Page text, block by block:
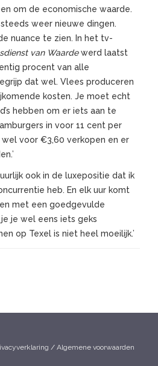
om de economische waarde.
weer nieuwe dingen.
nuance te zien. In het tv-
van Waardewerd laatst
procent van alle
dat wel. Vlees produceren
kosten. Je moet echt
hebben om er iets aan te
in voor 11 cent per
wel voor €3,60 verkopen en er
ook in de luxepositie dat ik
heb. En elk uur komt
met een goedgevulde
je wel eens iets geks
op Texel is niet heel moeilijk.’
/ Algemene voorwaarden